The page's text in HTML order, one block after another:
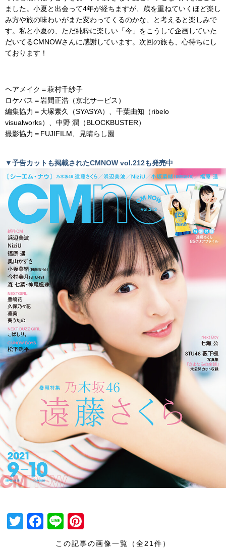
ました。小夏と出会って4年が経ちますが、歳を重ねていくほど楽し
み方や旅の味わいがまた変わってくるのかな、と考えると楽しみで
す。私と小夏の、ただ純粋に楽しい「今」をこうして企画していた
だいてるCMNOWさんに感謝しています。次回の旅も、心待ちにし
ております！
ヘアメイク＝萩村千紗子
ロケバス ＝岩間正浩（京北サービス）
編集協力 ＝ 大塚素久（SYASYA） 、千葉由知（ribelo
visualworks）、中野 潤（BLOCKBUSTER）
撮影協力 ＝FUJIFILM、 見晴らし園
▼予告カットも掲載されたCMNOW vol.212も発売中
T
F
Li
n
nt
この記事の画像一覧（全21件）